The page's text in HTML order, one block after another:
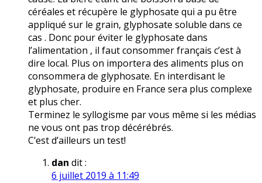
céréales et récupère le glyphosate qui a pu être
appliqué sur le grain, glyphosate soluble dans ce
cas . Donc pour éviter le glyphosate dans
l’alimentation , il faut consommer français c’est à
dire local. Plus on importera des aliments plus on
consommera de glyphosate. En interdisant le
glyphosate, produire en France sera plus complexe
et plus cher.
Terminez le syllogisme par vous même si les médias
ne vous ont pas trop décérébrés.
C’est d’ailleurs un test!
dan dit :
6 juillet 2019 à 11:49